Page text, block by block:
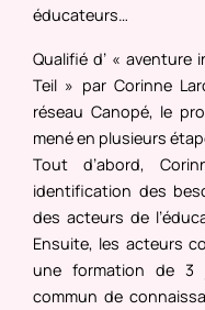
éducateurs…
Qualifié d’ «
Teil » par Corinne
réseau Canopé, le
mené en plusieurs
Tout d’abord,
identification des
des acteurs de
Ensuite, les acteurs
une formation de 3
commun de